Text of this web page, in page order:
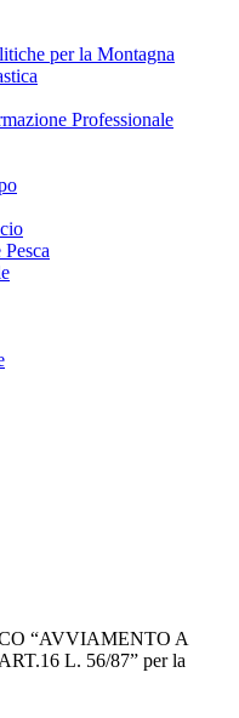
per la Montagna
Professionale
“AVVIAMENTO A
L. 56/87” per la